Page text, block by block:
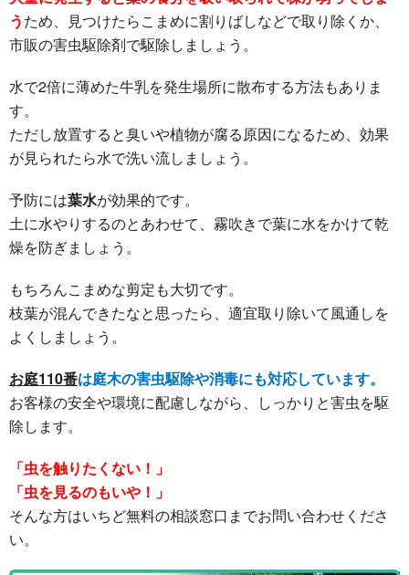
うため、見つけたらこまめに割りばしなどで取り除くか、
市販の害虫駆除剤で駆除しましょう。
水で2倍に薄めた牛乳を発生場所に散布する方法もありま
す。
ただし放置すると臭いや植物が腐る原因になるため、効果
が見られたら水で洗い流しましょう。
予防には葉水が効果的です。
土に水やりするのとあわせて、霧吹きで葉に水をかけて乾
燥を防ぎましょう。
もちろんこまめな剪定も大切です。
枝葉が混んできたなと思ったら、適宜取り除いて風通しを
よくしましょう。
お庭110番は庭木の害虫駆除や消毒にも対応しています。
お客様の安全や環境に配慮しながら、しっかりと害虫を駆
除します。
「虫を触りたくない！」
「虫を見るのもいや！」
そんな方はいちど無料の相談窓口までお問い合わせくださ
い。